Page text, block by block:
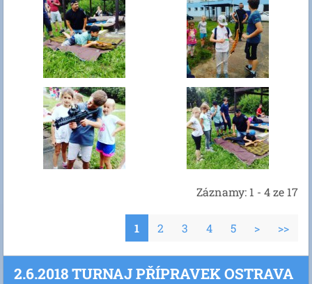
Záznamy: 1 - 4 ze 17
1 2 3 4 5 > >>
2.6.2018 TURNAJ PŘÍPRAVEK OSTRAVA